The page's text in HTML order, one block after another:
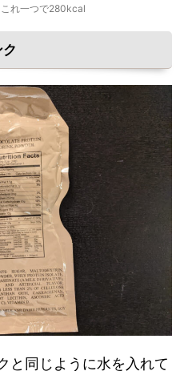
れ一つで280kcal
と同じように水を入れて